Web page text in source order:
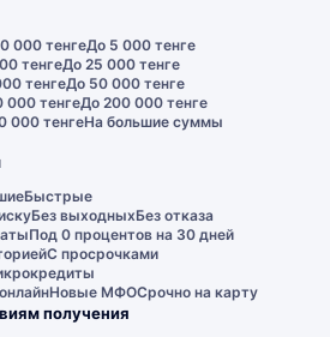
000 тенгеДо 5 000 тенге
тенгеДо 25 000 тенге
тенгеДо 50 000 тенге
000 тенгеДо 200 000 тенге
000 тенгеНа большие суммы
Быстрые
Без выходныхБез отказа
Под 0 процентов на 30 дней
С просрочками
Новые МФОСрочно на карту
получения